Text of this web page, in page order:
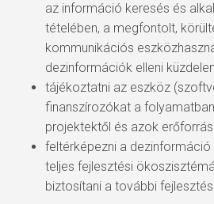
az információ keresés és
tételében, a megfontolt,
kommunikációs
dezinformációk elleni
tájékoztatni az eszköz
finanszírozókat a
projektektől és azok erőforrás
feltérképezni a
teljes fejlesztési
biztosítani a további